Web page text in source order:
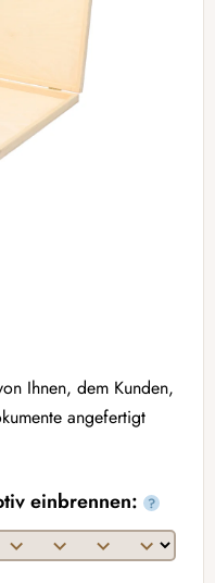
Ihnen, dem Kunden,
angefertigt
einbrennen: ?